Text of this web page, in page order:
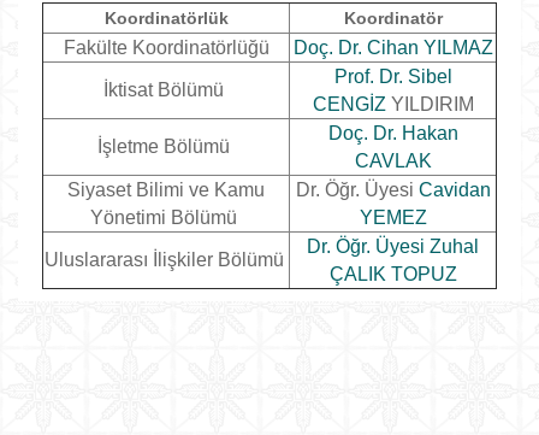
Koordinatörlük Koordinatör
Fakülte Koordinatörlüğü Doç. Dr. Cihan YILMAZ
İktisat Bölümü
Prof. Dr. Sibel
CENGİZ YILDIRIM
İşletme Bölümü
Doç. Dr. Hakan
CAVLAK
Siyaset Bilimi ve Kamu
Yönetimi Bölümü
Dr. Öğr. Üyesi Cavidan
YEMEZ
Uluslararası İlişkiler Bölümü
Dr. Öğr. Üyesi Zuhal
ÇALIK TOPUZ